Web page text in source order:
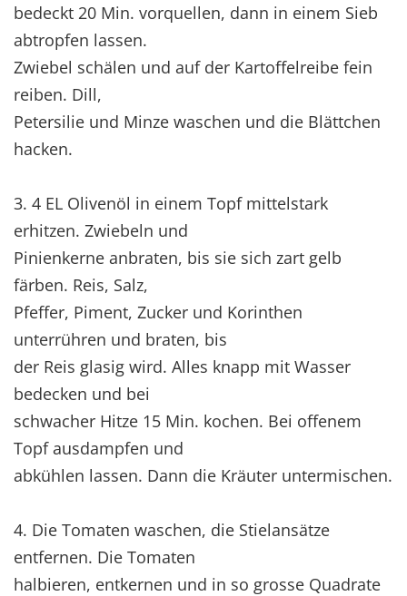
bedeckt 20 Min. vorquellen, dann in einem Sieb
abtropfen lassen.
Zwiebel schälen und auf der Kartoffelreibe fein
reiben. Dill,
Petersilie und Minze waschen und die Blättchen
hacken.
3. 4 EL Olivenöl in einem Topf mittelstark
erhitzen. Zwiebeln und
Pinienkerne anbraten, bis sie sich zart gelb
färben. Reis, Salz,
Pfeffer, Piment, Zucker und Korinthen
unterrühren und braten, bis
der Reis glasig wird. Alles knapp mit Wasser
bedecken und bei
schwacher Hitze 15 Min. kochen. Bei offenem
Topf ausdampfen und
abkühlen lassen. Dann die Kräuter untermischen.
4. Die Tomaten waschen, die Stielansätze
entfernen. Die Tomaten
halbieren, entkernen und in so grosse Quadrate